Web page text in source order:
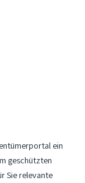
ein
geschützten
Sie relevante